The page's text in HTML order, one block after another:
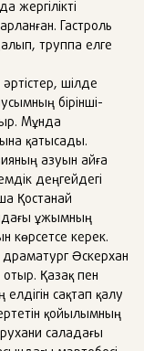
жергілікті
Гастроль
труппа елге
шілде
бірінші-
Мұнда
қатысады.
азуын айға
деңгейдегі
Қостанай
ұжымның
көрсетсе керек.
Әскерхан
Қазақ пен
сақтап қалу
қойылымның
саладағы